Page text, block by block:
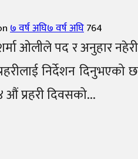
७ वर्ष अघि७ वर्ष अघि764
ओलीले पद र अनुहार नहेरी
निर्देशन दिनुभएको छ
औं प्रहरी दिवसको...